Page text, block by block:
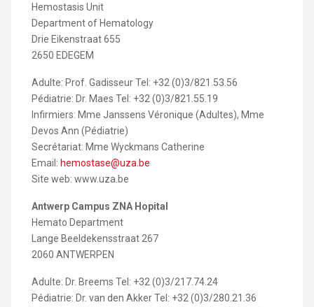
Hemostasis Unit
Department of Hematology
Drie Eikenstraat 655
2650 EDEGEM
Adulte: Prof. Gadisseur Tel: +32 (0)3/821.53.56
Pédiatrie: Dr. Maes Tel: +32 (0)3/821.55.19
Infirmiers: Mme Janssens Véronique (Adultes), Mme
Devos Ann (Pédiatrie)
Secrétariat: Mme Wyckmans Catherine
Email: hemostase@uza.be
Site web: www.uza.be
Antwerp Campus ZNA Hopital
Hemato Department
Lange Beeldekensstraat 267
2060 ANTWERPEN
Adulte: Dr. Breems Tel: +32 (0)3/217.74.24
Pédiatrie: Dr. van den Akker Tel: +32 (0)3/280.21.36